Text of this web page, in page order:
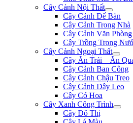
Cây Cảnh Nội Thất
Cây Cảnh Để Bàn
Cây Cảnh Trong Nhà
Cây Cảnh Văn Phòng
Cây Trồng Trong
Cây Cảnh Ngoại Thất
Cây Ăn Trái – Ăn
Cây Cảnh Ban Công
Cây Cảnh Chậu Treo
Cây Cảnh Dây Leo
Cây Có Hoa
Cây Xanh Công Trình
Cây Đô Thị